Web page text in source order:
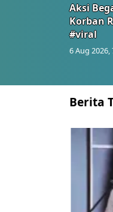
Aksi
Korban
#viral
6 Aug 2026,
Berita